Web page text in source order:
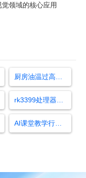
领域的核心应用
AI课堂教学行为分析